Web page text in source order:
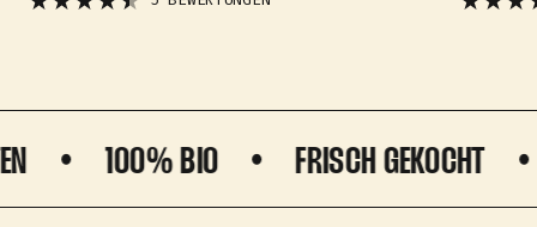
100% BIO FRISCH GEKOCHT